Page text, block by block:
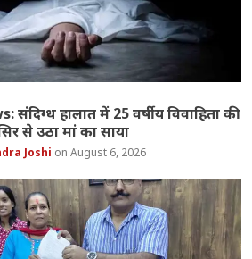
हालात में 25 वर्षीय विवाहिता की
से उठा मां का साया
Joshi August 6, 2026